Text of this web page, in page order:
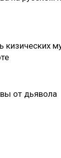
кизических
от дьявола